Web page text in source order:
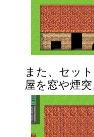
また、セッ
屋を窓や煙